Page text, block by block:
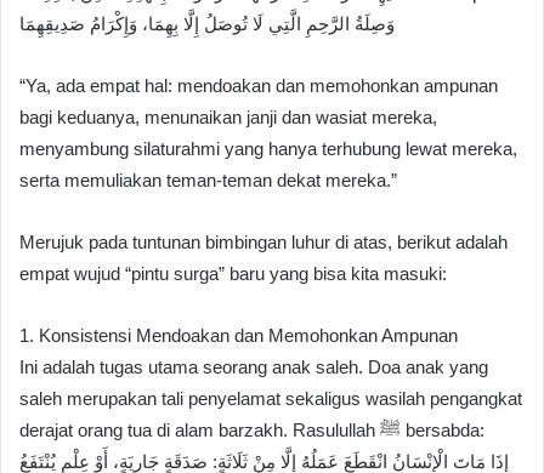
وَصِلَةُ الرَّحِمِ الَّتِي لَا تُوصَلُ إِلَّا بِهِمَا، وَإِكْرَامُ صَدِيقِهِمَا
“Ya, ada empat hal: mendoakan dan memohonkan ampunan
bagi keduanya, menunaikan janji dan wasiat mereka,
menyambung silaturahmi yang hanya terhubung lewat mereka,
serta memuliakan teman-teman dekat mereka.”
Merujuk pada tuntunan bimbingan luhur di atas, berikut adalah
empat wujud “pintu surga” baru yang bisa kita masuki:
1. Konsistensi Mendoakan dan Memohonkan Ampunan
Ini adalah tugas utama seorang anak saleh. Doa anak yang
saleh merupakan tali penyelamat sekaligus wasilah pengangkat
derajat orang tua di alam barzakh. Rasulullah ﷺ bersabda:
إِذَا مَاتَ الْإِنْسَانُ انْقَطَعَ عَمَلُهُ إِلَّا مِنْ ثَلَاثَةٍ: صَدَقَةٍ جَارِيَةٍ، أَوْ عِلْمٍ يُنْتَفَعُ